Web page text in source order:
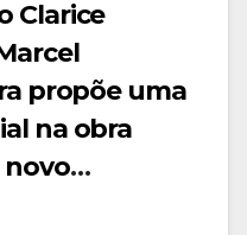
Clarice
propõe uma
na obra
novo
Social?”